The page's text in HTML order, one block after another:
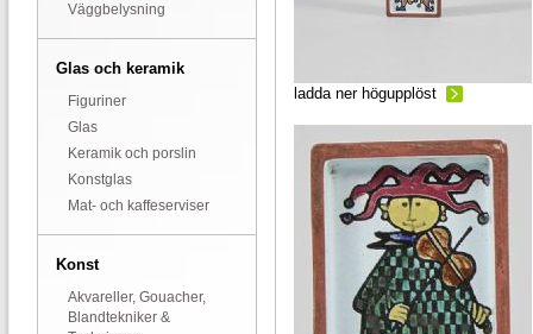
Väggbelysning
Glas och keramik
Figuriner
Glas
Keramik och porslin
Konstglas
Mat- och kaffeserviser
Konst
Akvareller, Gouacher,
Blandtekniker &
ladda ner högupplöst